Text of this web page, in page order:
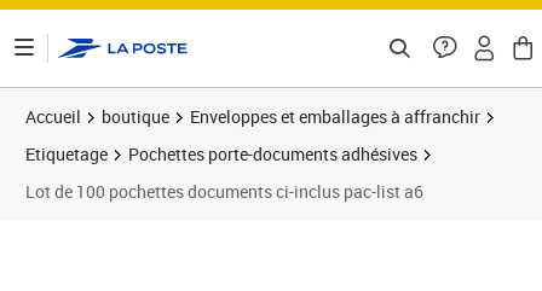
Accueil boutique
Enveloppes et emballages à affranchir
Etiquetage
Pochettes porte-documents adhésives
Lot de 100 pochettes documents ci-inclus pac-list a6